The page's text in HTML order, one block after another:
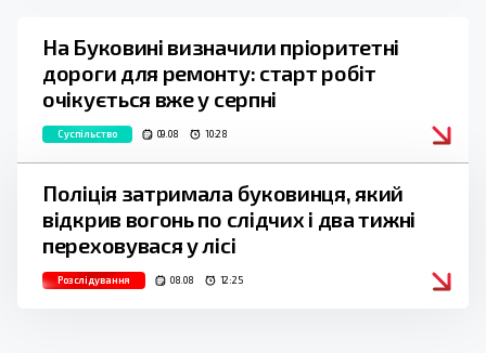
На Буковині визначили пріоритетні
дороги для ремонту: старт робіт
очікується вже у серпні
Суспільство 09.08 10:28
Поліція затримала буковинця, який
відкрив вогонь по слідчих і два тижні
переховувася у лісі
Розслідування 08.08 12:25